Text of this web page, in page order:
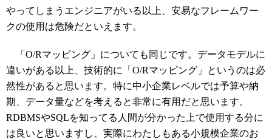
やってしまうエンジニアがいる以上、安易なフレームワー
クの使用は危険だといえます。
「O/Rマッピング」についても同じです。データモデルに
違いがある以上、技術的に「O/Rマッピング」というのは必
然性があると思います。特に中小企業レベルでは予算や納
期、データ量などを考えると非常に有用だと思います。
RDBMSやSQLを知ってる人間が分かった上で使用する分に
は良いと思いますし、実際にわたしもある小規模企業のお